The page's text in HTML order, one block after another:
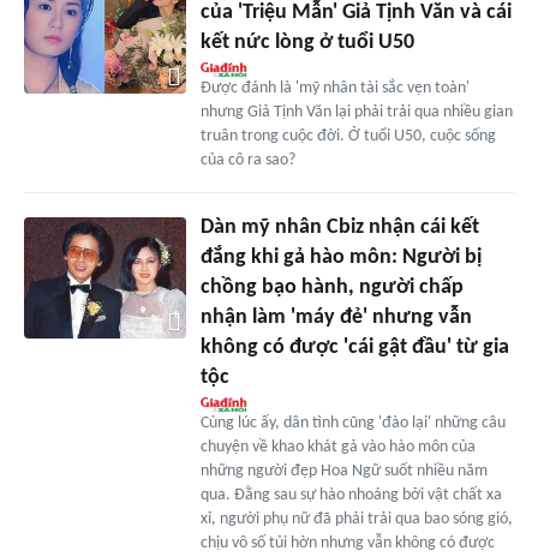
của 'Triệu Mẫn' Giả Tịnh Văn và cái
kết nức lòng ở tuổi U50
Được đánh là 'mỹ nhân tài sắc vẹn toàn'
nhưng Giả Tịnh Văn lại phải trải qua nhiều gian
truân trong cuộc đời. Ở tuổi U50, cuộc sống
của cô ra sao?
Dàn mỹ nhân Cbiz nhận cái kết
đắng khi gả hào môn: Người bị
chồng bạo hành, người chấp
nhận làm 'máy đẻ' nhưng vẫn
không có được 'cái gật đầu' từ gia
tộc
Cùng lúc ấy, dân tình cũng 'đào lại' những câu
chuyện về khao khát gả vào hào môn của
những người đẹp Hoa Ngữ suốt nhiều năm
qua. Đằng sau sự hào nhoáng bởi vật chất xa
xỉ, người phụ nữ đã phải trải qua bao sóng gió,
chịu vô số tủi hờn nhưng vẫn không có được